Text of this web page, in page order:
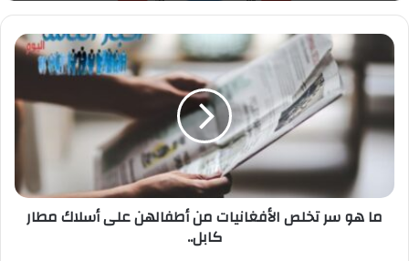
«الصحة» ترصد الحالة الصحية المرتبطة بالهزة
الأرضية
ما
هو
تخلص
الأفغانيات
من
أطفالهن
أسلاك
مطار
ما هو سر تخلص الأفغانيات من أطفالهن على أسلاك مطار
كابل..